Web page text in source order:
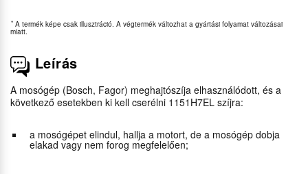
* A termék képe csak illusztráció. A végtermék változhat a gyártási folyamat változásai
miatt.
Leírás
A mosógép (Bosch, Fagor) meghajtószíja elhasználódott, és a
következő esetekben ki kell cserélni 1151H7EL szíjra:
a mosógépet elindul, hallja a motort, de a mosógép dobja
elakad vagy nem forog megfelelően;